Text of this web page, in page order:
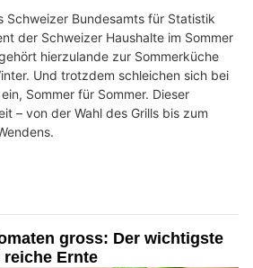
Schweizer Bundesamts für Statistik
der Schweizer Haushalte im Sommer
hierzulande zur Sommerküche
Und trotzdem schleichen sich bei
Sommer für Sommer. Dieser
– von der Wahl des Grills bis zum
gross: Der wichtigste
Ernte